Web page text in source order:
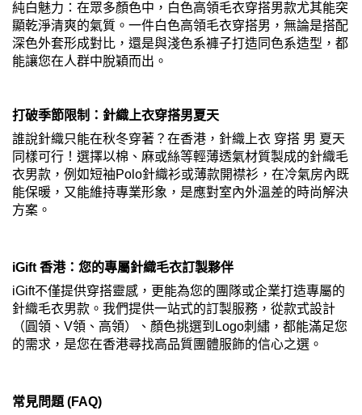
純白魅力：在眾多顏色中，白色高領毛衣穿搭男款尤其能突
顯乾淨清爽的氣質。一件白色高領毛衣穿搭男，無論是搭配
深色外套形成對比，還是與淺色系褲子打造同色系造型，都
能讓您在人群中脫穎而出。
打破季節限制：針織上衣穿搭男夏天
誰說針織只能在秋冬穿著？在香港，針織上衣 穿搭 男 夏天
同樣可行！選擇以棉、麻或絲等輕薄透氣材質製成的針織毛
衣男款，例如短袖Polo針織衫或薄款開襟衫，在冷氣房內既
能保暖，又能維持專業形象，是應對室內外溫差的時尚解決
方案。
iGift 香港：您的專屬針織毛衣訂製夥伴
iGift不僅提供穿搭靈感，更能為您的團隊或企業打造專屬的
針織毛衣男款。我們提供一站式的訂製服務，從款式設計
（圓領、V領、高領）、顏色挑選到Logo刺繡，都能滿足您
的需求，是您在香港尋找高品質團體服飾的信心之選。
常見問題 (FAQ)